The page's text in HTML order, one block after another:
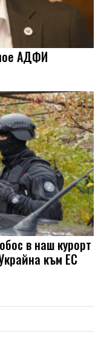
АДФИ
в наш курорт
към ЕС